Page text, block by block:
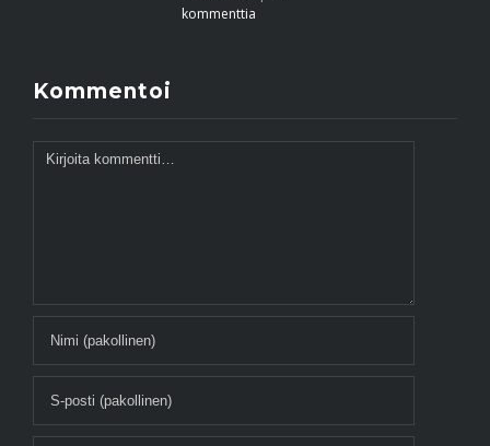
kommenttia